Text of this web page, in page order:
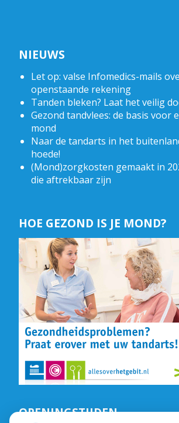
NIEUWS
Let op: valse Infomedics-mails
openstaande rekening
Tanden bleken? Laat het veilig
Gezond tandvlees: de basis voor
mond
Naar de tandarts in het
hoede!
(Mond)zorgkosten gemaakt in
die aftrekbaar zijn
HOE GEZOND IS JE MOND?
OPENINGSTIJDEN